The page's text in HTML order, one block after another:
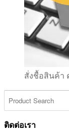
สั่งชื้อสินค้า
ติดต่อเรา